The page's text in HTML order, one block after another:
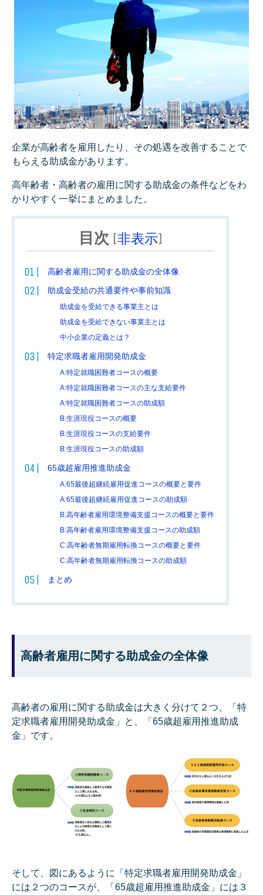
企業が高齢者を雇用したり、その処遇を改善することで
もらえる助成金があります。
高年齢者・高齢者の雇用に関する助成金の条件などをわ
かりやすく一挙にまとめました。
目次 [非表示]
高齢者雇用に関する助成金の全体像
助成金受給の共通要件や事前知識
助成金を受給できる事業主とは
助成金を受給できない事業主とは
中小企業の定義とは？
特定求職者雇用開発助成金
A:特定就職困難者コースの概要
A:特定就職困難者コースの主な支給要件
A:特定就職困難者コースの助成額
B:生涯現役コースの概要
B:生涯現役コースの支給要件
B:生涯現役コースの助成額
65歳超雇用推進助成金
A:65最後超継続雇用促進コースの概要と要件
A:65最後超継続雇用促進コースの助成額
B:高年齢者雇用環境整備支援コースの概要と要件
B:高年齢者雇用環境整備支援コースの助成額
C:高年齢者無期雇用転換コースの概要と要件
C:高年齢者無期雇用転換コースの助成額
まとめ
高齢者雇用に関する助成金の全体像
高齢者の雇用に関する助成金は大きく分けて２つ、「特
定求職者雇用開発助成金」と、「65歳超雇用推進助成
金」です。
そして、図にあるように「特定求職者雇用開発助成金」
には２つのコースが、「65歳超雇用推進助成金」には３